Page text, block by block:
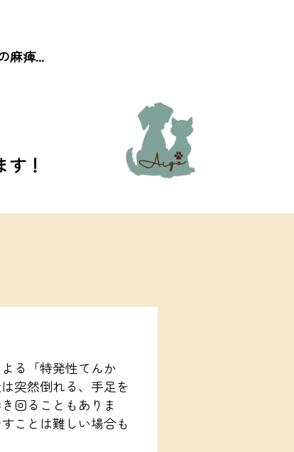
麻痺...
！
る「特発性てんか
突然倒れる、手足を
回ることもありま
ことは難しい場合も